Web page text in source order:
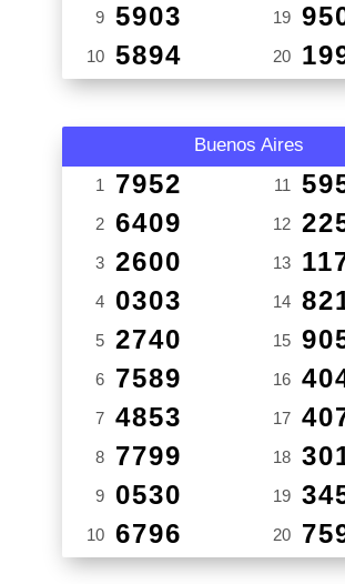
9 5903
10 5894
19
20
Buenos Aires
1 7952
2 6409
3 2600
4 0303
5 2740
6 7589
7 4853
8 7799
9 0530
10 6796
11
12
13
14
15
16
17
18
19
20